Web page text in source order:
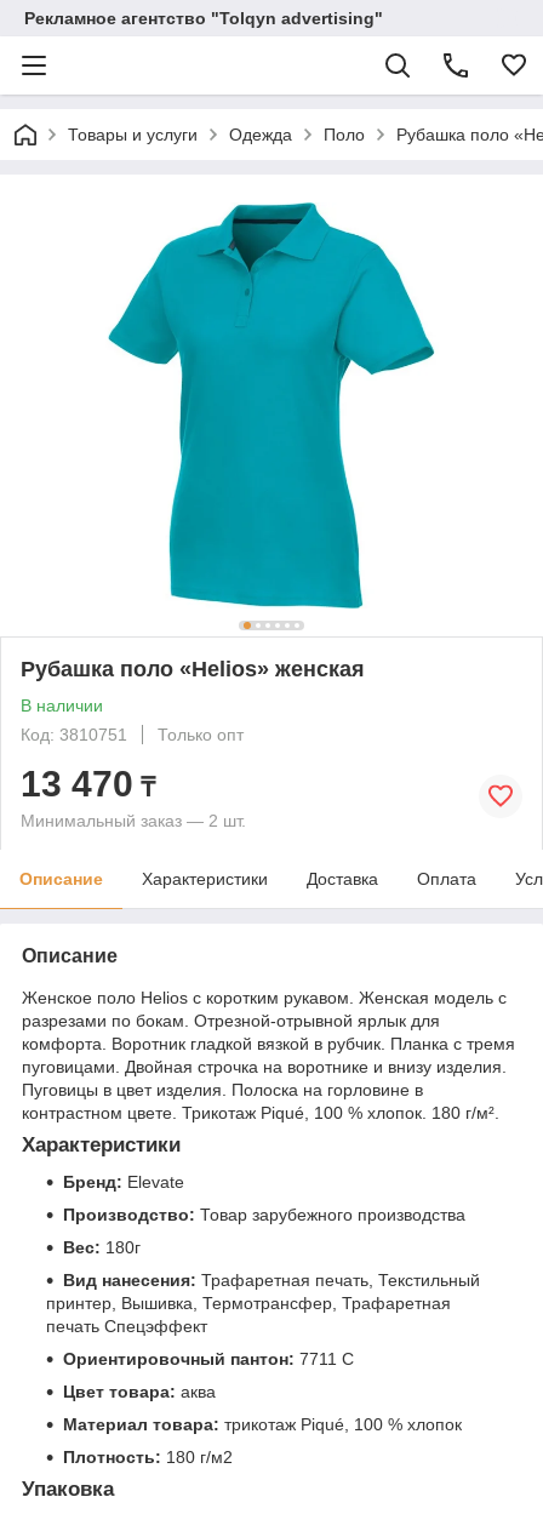
Рекламное агентство "Tolqyn advertising"
Товары и услуги Одежда Поло Рубашка поло
Рубашка поло «Helios» женская
В наличии
Код: 3810751
Только опт
13 470 ₸
Минимальный заказ — 2 шт.
Описание Характеристики Доставка Оплата
Описание
Женское поло Helios с коротким рукавом. Женская модель с
разрезами по бокам. Отрезной-отрывной ярлык для
комфорта. Воротник гладкой вязкой в рубчик. Планка с тремя
пуговицами. Двойная строчка на воротнике и внизу изделия.
Пуговицы в цвет изделия. Полоска на горловине в
контрастном цвете. Трикотаж Piqué, 100 % хлопок. 180 г/м².
Характеристики
Бренд: Elevate
Производство: Товар зарубежного производства
Вес: 180г
Вид нанесения: Трафаретная печать, Текстильный
принтер, Вышивка, Термотрансфер, Трафаретная
печать Спецэффект
Ориентировочный пантон: 7711 C
Цвет товара: аква
Материал товара: трикотаж Piqué, 100 % хлопок
Плотность: 180 г/м2
Упаковка